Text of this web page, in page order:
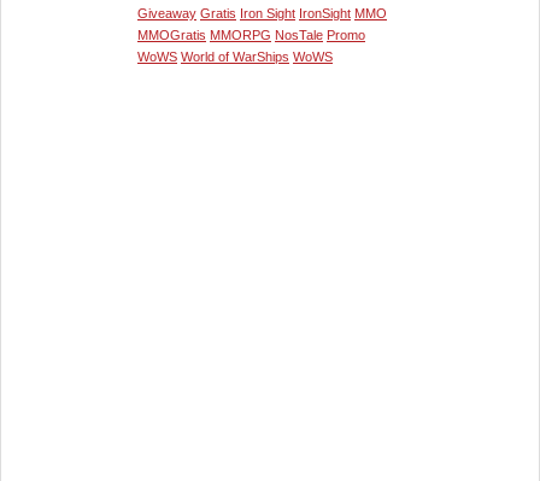
Giveaway Gratis Iron Sight IronSight MMO
MMOGratis MMORPG NosTale Promo
WoWS World of WarShips WoWS